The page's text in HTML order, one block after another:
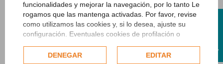
funcionalidades y mejorar la navegación, por lo tanto Le
rogamos que las mantenga activadas. Por favor, revise
como utilizamos las cookies y, si lo desea, ajuste su
configuración. Eventuales cookies de profilación o
consentimiento del usuario.
DENEGAR EDITAR
Mostrando 1-2 de 2 artículo(s)